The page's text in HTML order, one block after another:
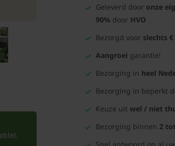
Geleverd door onze
90% door HVO
Bezorgd voor slechts €
Aangroei garantie!
Bezorging in heel
Bezorging in beperkt
Keuze uit wel / niet
Bezorging binnen 2